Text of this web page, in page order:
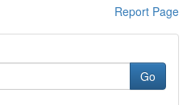
Report Page
Go